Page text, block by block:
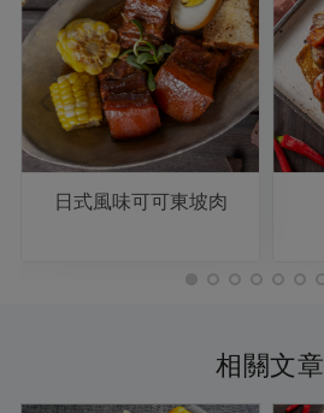
日式風味可可東坡肉
相關文章